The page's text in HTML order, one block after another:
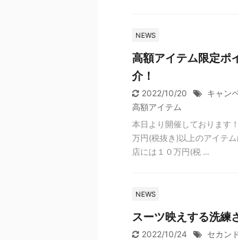
NEWS
高額アイテム限定ポ
介！
2022/10/20 キャン
高額アイテム
本日より開催しております
万円(税抜き)以上のアイテ
店には１０万円(税 ...
NEWS
スーツ映えする洗練
2022/10/24 セカン